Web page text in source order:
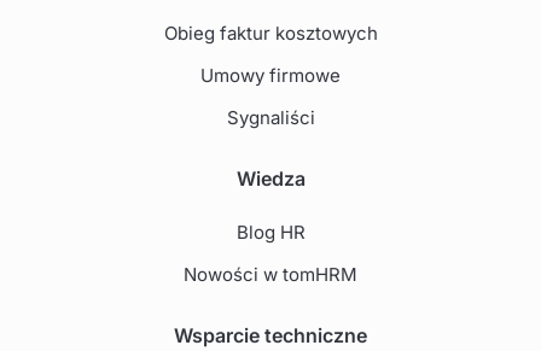
Obieg faktur kosztowych
Umowy firmowe
Sygnaliści
Wiedza
Blog HR
Nowości w tomHRM
Wsparcie techniczne